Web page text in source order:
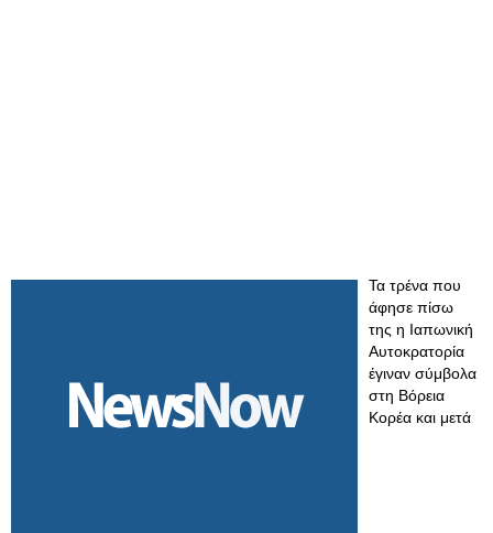
Τα τρένα που
άφησε πίσω
της η Ιαπωνική
Αυτοκρατορία
έγιναν σύμβολα
στη Βόρεια
Κορέα και μετά